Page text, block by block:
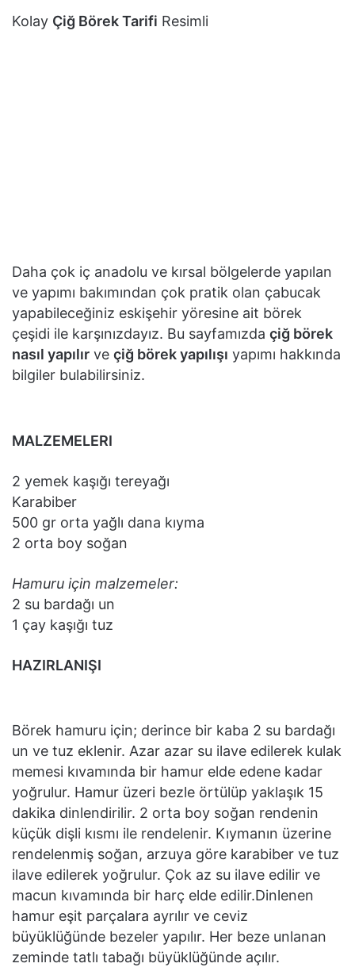
Kolay Çiğ Börek Tarifi Resimli
Daha çok iç anadolu ve kırsal bölgelerde yapılan
ve yapımı bakımından çok pratik olan çabucak
yapabileceğiniz eskişehir yöresine ait börek
çeşidi ile karşınızdayız. Bu sayfamızda çiğ börek
nasıl yapılır ve çiğ börek yapılışı yapımı hakkında
bilgiler bulabilirsiniz.
MALZEMELERI
2 yemek kaşığı tereyağı
Karabiber
500 gr orta yağlı dana kıyma
2 orta boy soğan
Hamuru için malzemeler:
2 su bardağı un
1 çay kaşığı tuz
HAZIRLANIŞI
Börek hamuru için; derince bir kaba 2 su bardağı
un ve tuz eklenir. Azar azar su ilave edilerek kulak
memesi kıvamında bir hamur elde edene kadar
yoğrulur. Hamur üzeri bezle örtülüp yaklaşık 15
dakika dinlendirilir. 2 orta boy soğan rendenin
küçük dişli kısmı ile rendelenir. Kıymanın üzerine
rendelenmiş soğan, arzuya göre karabiber ve tuz
ilave edilerek yoğrulur. Çok az su ilave edilir ve
macun kıvamında bir harç elde edilir.Dinlenen
hamur eşit parçalara ayrılır ve ceviz
büyüklüğünde bezeler yapılır. Her beze unlanan
zeminde tatlı tabağı büyüklüğünde açılır.